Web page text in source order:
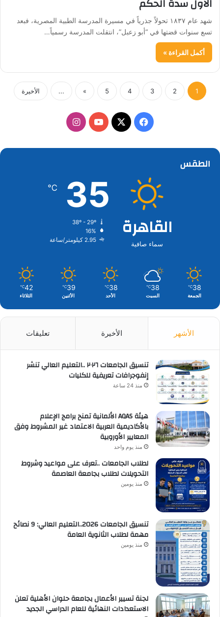
الأول سدة الحكم
شهد عام ١٨٣٧ تحولاً جذرياً في مسيرة المدرسة الطبية المصرية، فبعد
تسع سنوات قضتها في “أبو زعبل”، انتقلت المدرسة رسمياً…
أكمل القراءة »
1
2
3
4
5
»
... الأخيرة
فيسبوك
‫X
‫YouTubeانستقرام
الطقس
القاهرة
سماء صافية
35
℃
16%
2.95 كيلومتر/ساعة
38
℃
الجمعة
38
℃
السبت
38
℃
الأحد
39
℃
الأثنين
42
℃
الثلاثاء
الأشهر الأخيرة تعليقات
تنسيق الجامعات ٢٠٢٦ ..التعليم العالي تنشر
إنفوجرافات تعريفية للكليات
منذ 24 ساعة
هيئة AQAS الألمانية تمنح برامج الإعلام
بالأكاديمية العربية الاعتماد غير المشروط وفق
المعايير الأوروبية
منذ يوم واحد
لطلاب الجامعات ..تعرف على مواعيد وشروط
التحويلات لطلاب بجامعة العاصمة
منذ يومين
تنسيق الجامعات 2026..التعليم العالي: 9 نصائح
مهمة لطلاب الثانوية العامة
منذ يومين
لجنة تسيير الأعمال بجامعة حلوان الأهلية تعلن
الاستعدادات النهائية للعام الدراسي الجديد